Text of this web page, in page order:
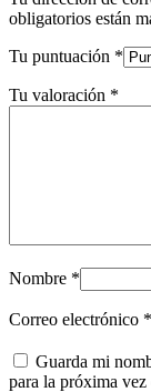
obligatorios están
Tu puntuación *
Tu valoración *
Nombre *
Correo electrónico *
Guarda mi
para la próxima vez